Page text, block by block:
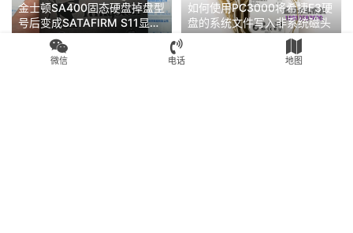
金士顿SA400固态硬盘掉盘型
号后变成SATAFIRM S11显示
分区丢失典型PS3111主控通
病故障
2022年4月23日
如何使用PC3000将希捷F3硬
盘的系统文件写入非系统磁头
微信 电话 地图